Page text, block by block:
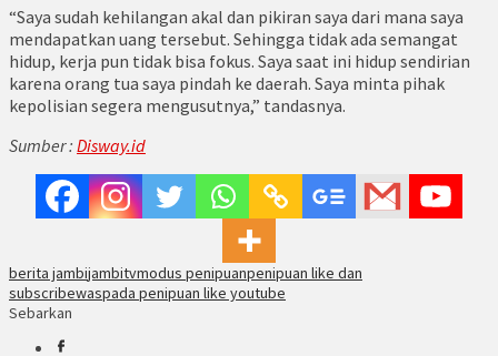
“Saya sudah kehilangan akal dan pikiran saya dari mana saya
mendapatkan uang tersebut. Sehingga tidak ada semangat
hidup, kerja pun tidak bisa fokus. Saya saat ini hidup sendirian
karena orang tua saya pindah ke daerah. Saya minta pihak
kepolisian segera mengusutnya,” tandasnya.
Sumber : Disway.id
berita jambijambitvmodus penipuanpenipuan like dan
subscribewaspada penipuan like youtube
Sebarkan